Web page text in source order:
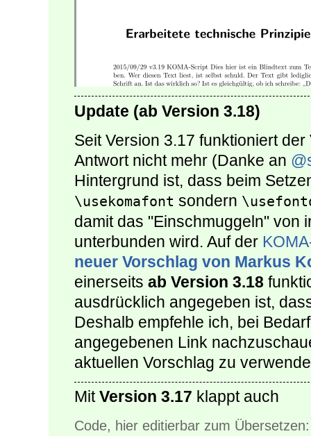
Update (ab Version 3.18)
Seit Version 3.17 funktioniert
Antwort nicht mehr (Danke an
Hintergrund ist, dass beim
\usekomafont sondern
damit das "Einschmuggeln" von
unterbunden wird. Auf der
neuer Vorschlag von Markus
einerseits ab Version 3.18
ausdrücklich angegeben ist,
Deshalb empfehle ich, bei
angegebenen Link
aktuellen Vorschlag zu
MitVersion 3.17 klappt auch
Code, hier editierbar zum Übersetzen: